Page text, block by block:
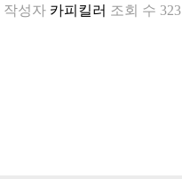
작성자 카피킬러 조회 수 323